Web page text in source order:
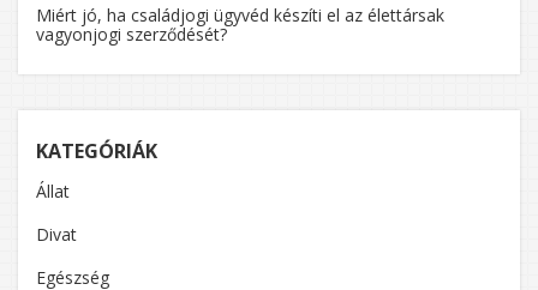
Miért jó, ha családjogi ügyvéd készíti el az élettársak
vagyonjogi szerződését?
KATEGÓRIÁK
Állat
Divat
Egészség